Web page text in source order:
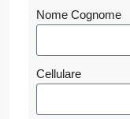
Nome Cognome
Cellulare